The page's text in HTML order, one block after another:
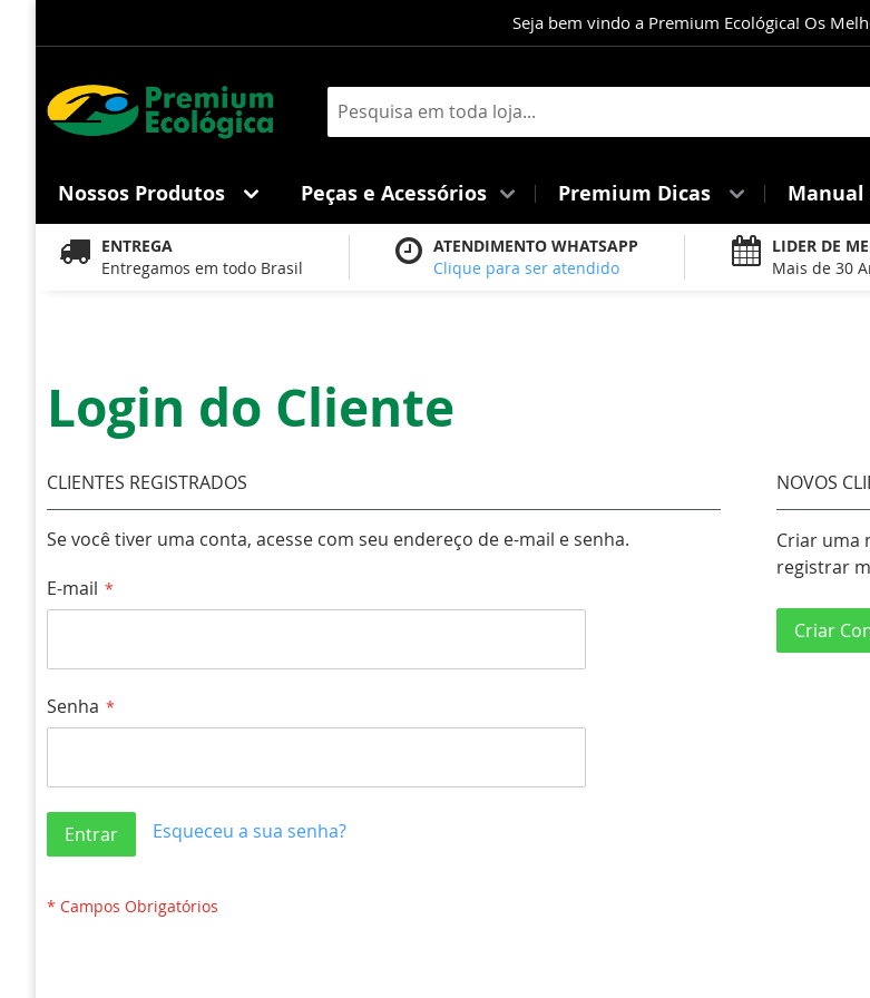
para
conteúdo
Seja bem vindo a Premium Ecológica! Os
Pesquisa
Nossos Produtos Peças e Acessórios Premium Dicas Manual
ENTREGA
Entregamos em todo Brasil
ATENDIMENTO WHATSAPP
Clique para ser atendido
LIDER DE
Mais de 30
Login do Cliente
CLIENTES REGISTRADOS
Se você tiver uma conta, acesse com seu endereço de e-mail e senha.
E-mail
Senha
Entrar Esqueceu a sua senha?
NOVOS
Criar uma
registrar
Criar